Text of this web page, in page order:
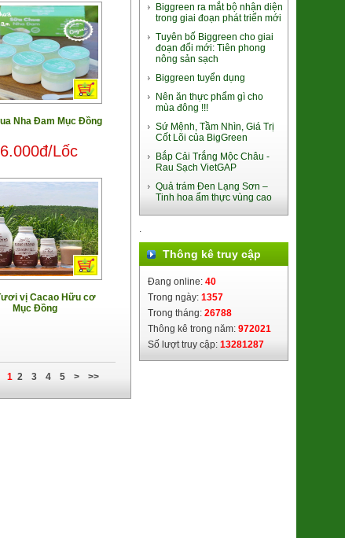
Nha Đam Mục Đồng
Lốc
vị Cacao Hữu cơ
Mục Đồng
1 2 3 4 5 > >>
Súp lơ xanh Baby Đà Lạt
(2611048)
9.000đ/100g
Nghệ Nano Curcumin (Gel)
(8938512491448)
380.000đ/Hộp
Ổi Di trạch (2621122)
48.000đ/Kg
Biggreen ra mắt bộ nhận diện
trong giai đoạn phát triển mới
Tuyên bố Biggreen cho giai
đoạn đổi mới: Tiên phong
nông sản sạch
Biggreen tuyển dụng
Nên ăn thực phẩm gì cho
mùa đông !!!
Sứ Mệnh, Tầm Nhìn, Giá Trị
Cốt Lõi của BigGreen
Bắp Cải Trắng Mộc Châu -
Rau Sạch VietGAP
Quả trám Đen Lạng Sơn –
Tinh hoa ẩm thực vùng cao
.
Thông kê truy cập
Đang online: 40
Trong ngày: 1357
Trong tháng: 26788
Thông kê trong năm: 972021
Số lượt truy cập: 13281287